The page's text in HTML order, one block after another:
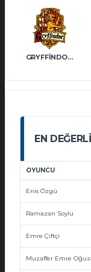
GRYFFINDOR VT
EN
OYUNCU
Enis Özgü
Ramazan Soylu
Emre Çiftçi
Muzaffer Emre